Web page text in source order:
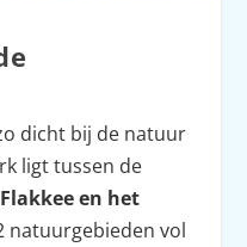
dicht bij de natuur
ligt tussen de
en het
natuurgebieden vol